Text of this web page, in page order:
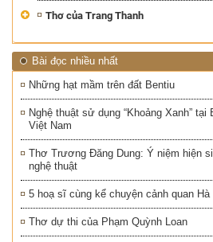
Thơ của Trang Thanh
Bài đọc nhiều nhất
Những hạt mầm trên đất Bentiu
Nghệ thuật sử dụng “Khoảng Xanh”
Việt Nam
Thơ Trương Đăng Dung: Ý niệm hiện
nghệ thuật
5 hoạ sĩ cùng kể chuyện cảnh quan Hà
Thơ dự thi của Phạm Quỳnh Loan